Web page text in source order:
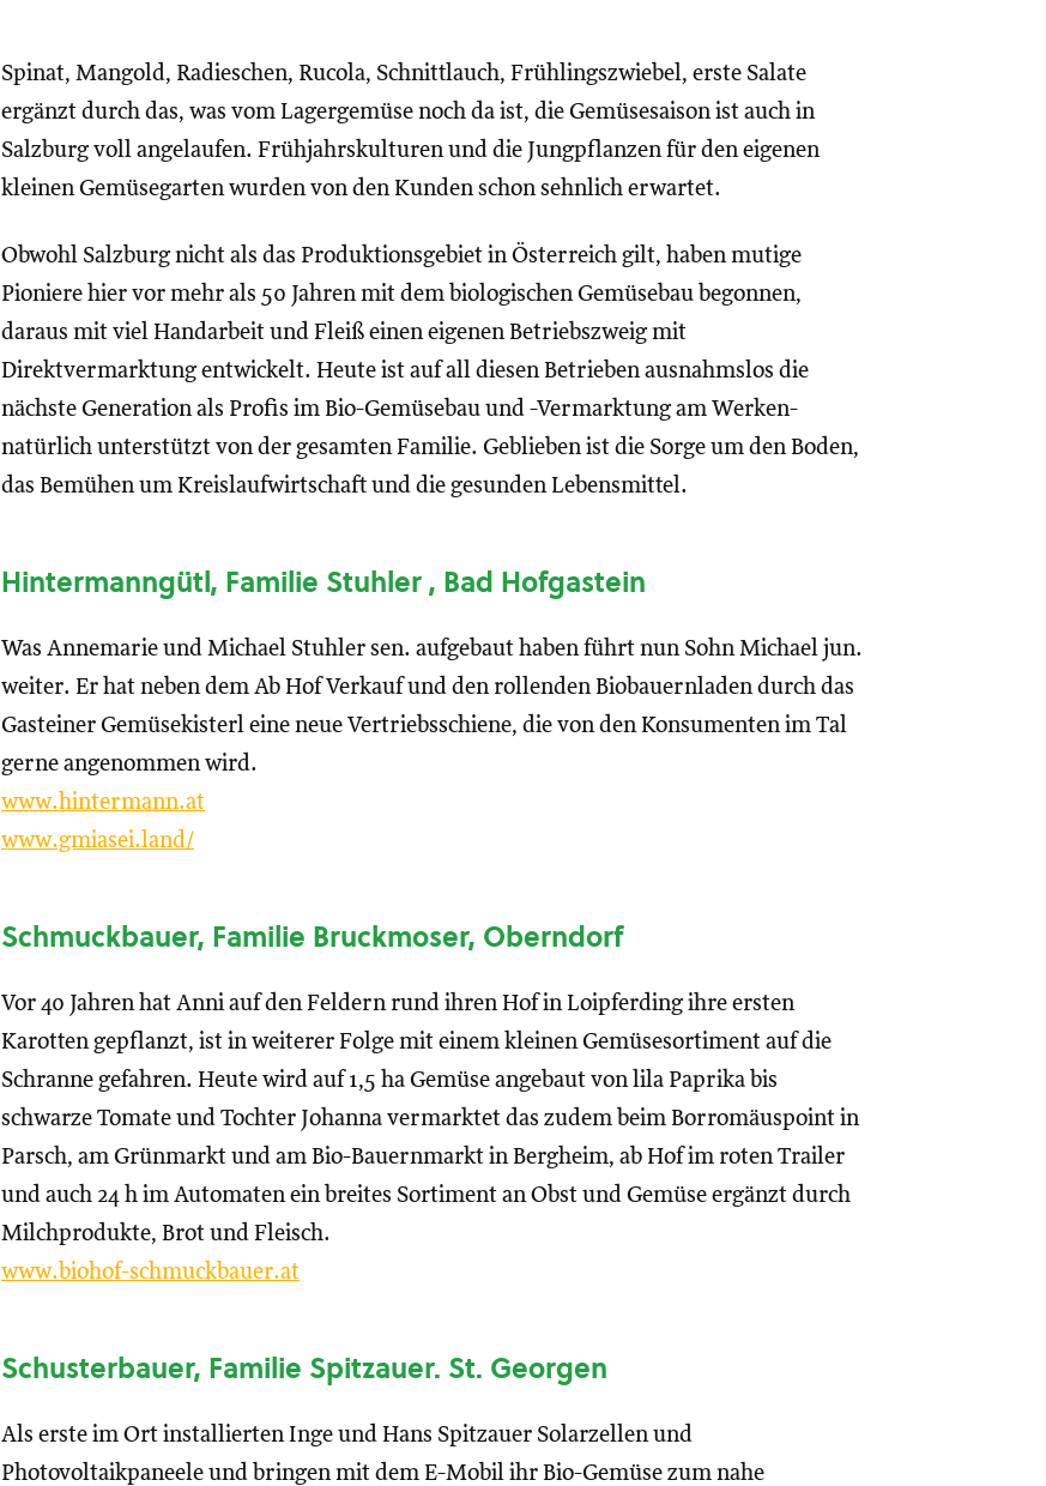
Spinat, Mangold, Radieschen, Rucola, Schnittlauch, Frühlingszwiebel, erste Salate
ergänzt durch das, was vom Lagergemüse noch da ist, die Gemüsesaison ist auch in
Salzburg voll angelaufen. Frühjahrskulturen und die Jungpflanzen für den eigenen
kleinen Gemüsegarten wurden von den Kunden schon sehnlich erwartet.
Obwohl Salzburg nicht als das Produktionsgebiet in Österreich gilt, haben mutige
Pioniere hier vor mehr als 50 Jahren mit dem biologischen Gemüsebau begonnen,
daraus mit viel Handarbeit und Fleiß einen eigenen Betriebszweig mit
Direktvermarktung entwickelt. Heute ist auf all diesen Betrieben ausnahmslos die
nächste Generation als Profis im Bio-Gemüsebau und -Vermarktung am Werken-
natürlich unterstützt von der gesamten Familie. Geblieben ist die Sorge um den Boden,
das Bemühen um Kreislaufwirtschaft und die gesunden Lebensmittel.
Hintermanngütl, Familie Stuhler , Bad Hofgastein
Was Annemarie und Michael Stuhler sen. aufgebaut haben führt nun Sohn Michael jun.
weiter. Er hat neben dem Ab Hof Verkauf und den rollenden Biobauernladen durch das
Gasteiner Gemüsekisterl eine neue Vertriebsschiene, die von den Konsumenten im Tal
gerne angenommen wird.
www.hintermann.at
www.gmiasei.land/
Schmuckbauer, Familie Bruckmoser, Oberndorf
Vor 40 Jahren hat Anni auf den Feldern rund ihren Hof in Loipferding ihre ersten
Karotten gepflanzt, ist in weiterer Folge mit einem kleinen Gemüsesortiment auf die
Schranne gefahren. Heute wird auf 1,5 ha Gemüse angebaut von lila Paprika bis
schwarze Tomate und Tochter Johanna vermarktet das zudem beim Borromäuspoint in
Parsch, am Grünmarkt und am Bio-Bauernmarkt in Bergheim, ab Hof im roten Trailer
und auch 24 h im Automaten ein breites Sortiment an Obst und Gemüse ergänzt durch
Milchprodukte, Brot und Fleisch.
www.biohof-schmuckbauer.at
Schusterbauer, Familie Spitzauer. St. Georgen
Als erste im Ort installierten Inge und Hans Spitzauer Solarzellen und
Photovoltaikpaneele und bringen mit dem E-Mobil ihr Bio-Gemüse zum nahe